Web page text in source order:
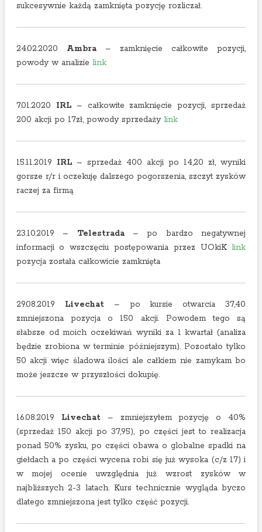
sukcesywnie każdą zamknięta pozycję rozliczał.
24.02.2020 Ambra– zamknięcie całkowite pozycji,
powody w analizie link
7.01.2020 IRL– całkowite zamknięcie pozycji, sprzedaż
200 akcji po 17zł, powody sprzedaży link
15.11.2019 IRL– sprzedaż 400 akcji po 14,20 zł, wyniki
gorsze r/r i oczekuję dalszego pogorszenia, szczyt zysków
raczej za firmą
23.10.2019 – Telestrada– po bardzo negatywnej
informacji o wszczęciu postępowania przez UOkiKlink
pozycja została całkowicie zamknięta
29.08.2019 Livechat– po kursie otwarcia 37,40
zmniejszona pozycja o 150 akcji. Powodem tego są
słabsze od moich oczekiwań wyniki za 1 kwartał (analiza
będzie zrobiona w terminie późniejszym). Pozostało tylko
50 akcji więc śladowa ilości ale całkiem nie zamykam bo
może jeszcze w przyszłości dokupię.
16.08.2019 Livechat– zmniejszyłem pozycję o 40%
(sprzedaż 150 akcji po 37,95), po części jest to realizacja
ponad 50% zysku, po części obawa o globalne spadki na
giełdach a po części wycena robi się już wysoka (c/z 17) i
w mojej ocenie uwzględnia już wzrost zysków w
najbliższych 2-3 latach. Kurs technicznie wygląda byczo
dlatego zmniejszona jest tylko część pozycji.